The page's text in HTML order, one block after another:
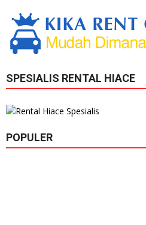
SPESIALIS RENTAL HIACE
POPULER